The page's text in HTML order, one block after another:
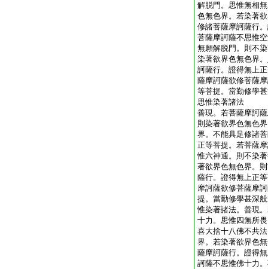
解脱門。思惟無相
色無色界。若染著
修諸菩薩摩訶薩行
菩薩摩訶薩不思惟
無願解脱門。則不
染著欲界色無色界
訶薩行。證得無上
薩摩訶薩欲修菩薩
等菩提。當勤修學
思惟染著諸法
善現。若菩薩摩訶
則染著欲界色無色
界。不能具足修諸
正等菩提。若菩薩
惟六神通。則不染
著欲界色無色界。
薩行。證得無上正
摩訶薩欲修菩薩摩
提。當勤修學甚深
惟染著諸法。善現
十力。思惟四無所
喜大捨十八佛不共
界。若染著欲界色
薩摩訶薩行。證得
訶薩不思惟佛十力